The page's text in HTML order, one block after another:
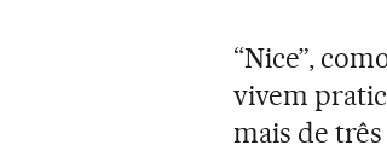
“Nice”,
vivem
mais de